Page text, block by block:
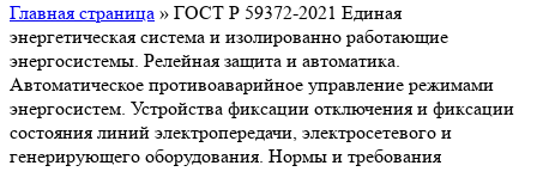
Главная страница » ГОСТ Р 59372-2021 Единая
энергетическая система и изолированно работающие
энергосистемы. Релейная защита и автоматика.
Автоматическое противоаварийное управление режимами
энергосистем. Устройства фиксации отключения и фиксации
состояния линий электропередачи, электросетевого и
генерирующего оборудования. Нормы и требования